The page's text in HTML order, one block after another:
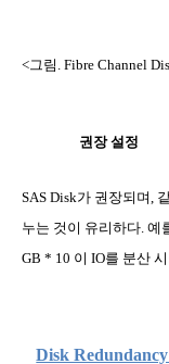
<그림 . Fibre Channel
권장 설정
SAS Disk가 권장되며
누는 것이 유리하다 예
GB * 10 이 IO를 분산
Disk